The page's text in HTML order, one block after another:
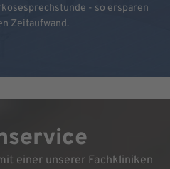
- so ersparen
Zeitaufwand.
einer unserer Fachkliniken